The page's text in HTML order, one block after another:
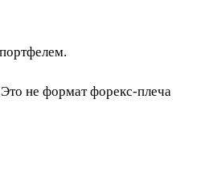
не формат форекс-плеча